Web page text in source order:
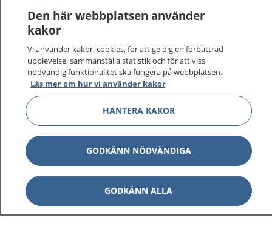
1177 på flera språk
Om 1177 Visa
Kontakt Visa
Behandling av personuppgifter
Hantering av kakor
Den här webbplatsen använder
kakor
Vi använder kakor, cookies, för att ge dig en förbättrad
upplevelse, sammanställa statistik och för att viss
nödvändig funktionalitet ska fungera på webbplatsen.
Läs mer om hur vi använder kakor
HANTERA KAKOR
GODKÄNN NÖDVÄNDIGA
GODKÄNN ALLA